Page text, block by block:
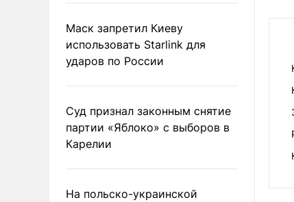
Маск запретил Киеву
использовать Starlink для
ударов по России
Суд признал законным снятие
партии «Яблоко» с выборов в
Карелии
На польско-украинской